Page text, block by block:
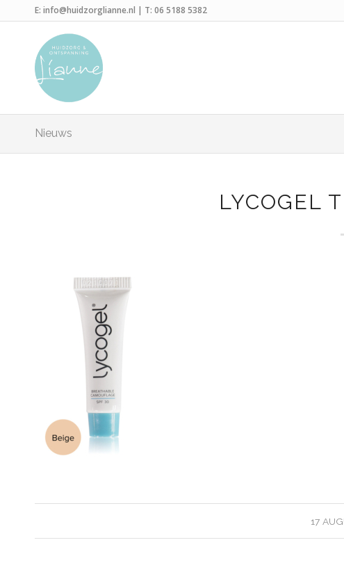
E: info@huidzorglianne.nl | T: 06 5188 5382
Nieuws
LYCOGEL
17